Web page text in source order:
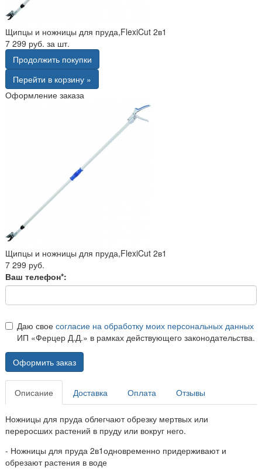
Щипцы и ножницы для пруда,FlexiCut 2в1
7 299 руб. за шт.
Продолжить покупки
Перейти в корзину »
Оформление заказа
Щипцы и ножницы для пруда,FlexiCut 2в1
7 299 руб.
Ваш телефон*:
Даю свое согласие на обработку моих персональных данных
ИП «Ферцер Д.Д.» в рамках действующего законодательства.
Оформить заказ
Описание Доставка Оплата Отзывы
Ножницы для пруда облегчают обрезку мертвых или
переросших растений в пруду или вокруг него.
- Ножницы для пруда 2в1одновременно придерживают и
обрезают растения в воде